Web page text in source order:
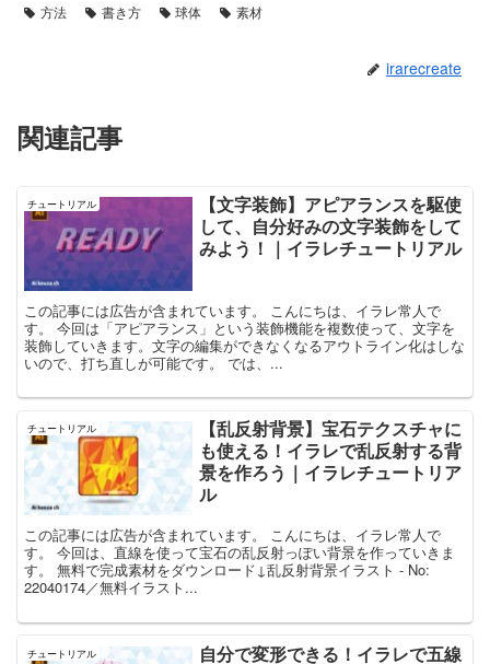
方法
書き方 球体 素材
irarecreate
関連記事
チュートリアル
【文字装飾】アピアランスを駆使
して、自分好みの文字装飾をして
みよう！｜イラレチュートリアル
この記事には広告が含まれています。 こんにちは、イラレ常人で
す。 今回は「アピアランス」という装飾機能を複数使って、文字を
装飾していきます。文字の編集ができなくなるアウトライン化はしな
いので、打ち直しが可能です。 では、...
チュートリアル
【乱反射背景】宝石テクスチャに
も使える！イラレで乱反射する背
景を作ろう｜イラレチュートリア
ル
この記事には広告が含まれています。 こんにちは、イラレ常人で
す。 今回は、直線を使って宝石の乱反射っぽい背景を作っていきま
す。 無料で完成素材をダウンロード↓乱反射背景イラスト - No:
22040174／無料イラスト...
チュートリアル
自分で変形できる！イラレで五線